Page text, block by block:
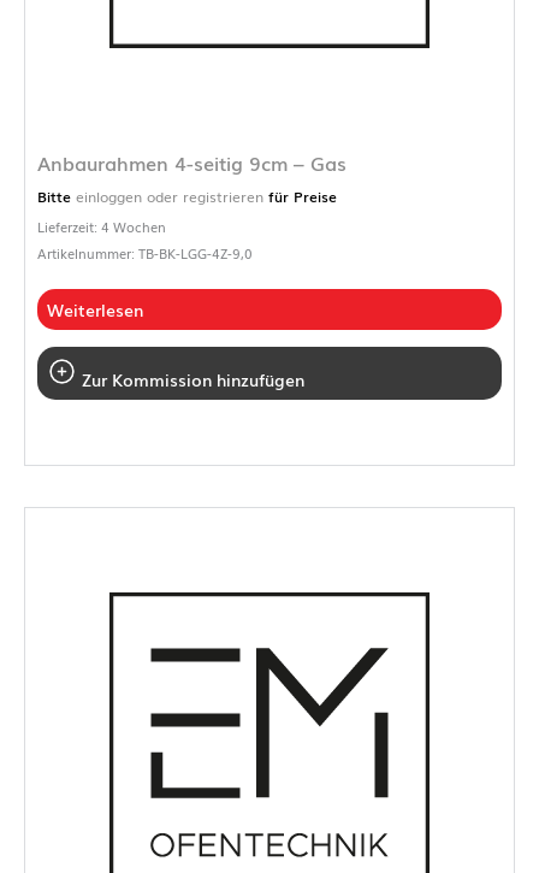
Anbaurahmen 4-seitig 9cm – Gas
Bitte einloggen oder registrieren für Preise
Lieferzeit: 4 Wochen
Artikelnummer: TB-BK-LGG-4Z-9,0
Weiterlesen
Zur Kommission hinzufügen